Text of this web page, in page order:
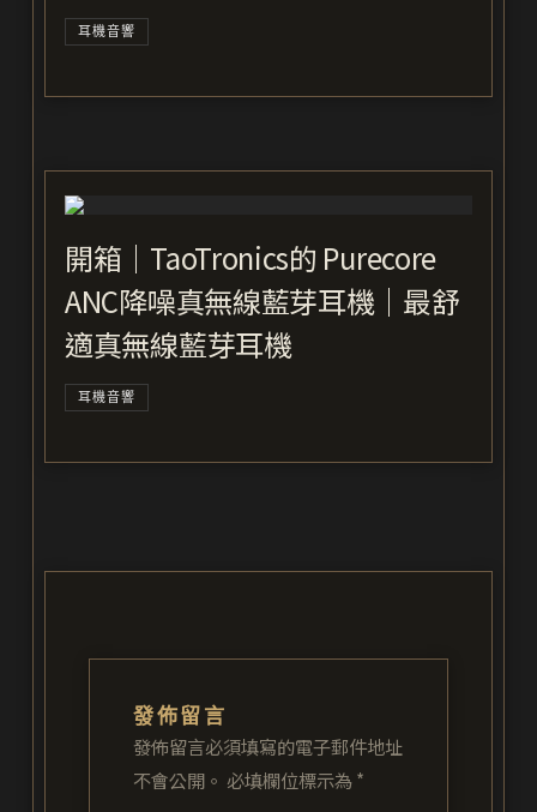
耳機音響
開箱｜TaoTronics的 Purecore
ANC降噪真無線藍芽耳機｜最舒
適真無線藍芽耳機
耳機音響
發佈留言
發佈留言必須填寫的電子郵件地址
不會公開。 必填欄位標示為*